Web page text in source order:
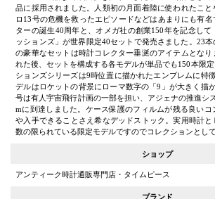
品に採用されました。人類初の月面着陸に使われたこ
ロ13号の危機を救ったエピソードなどはあまりにも有
ターの誕生40周年と、オメガ社の創業150年を記念して
ッションズ」が世界限定40セットで発売さました。23
の豪華なセットは時計コレクター垂涎のアイテムとなり
れた後、セットを構成する各モデルが単品でも150本限
ションズシリーズは9時位置に描かれたエンブレムに特
デルはロケットの背景にローマ数字の「9」が大きく描
号は有人宇宙飛行計画の一部を担い、アジェナの推進シ
mに到達しました。ケース保護のフィルムが残る良いコ
や入手できることさえ希なデッドストック。実用時計
数の限られている限定モデルですのでコレクションとし
ショップ
アンティーク時計通販専門店・タイムピース
ブランド